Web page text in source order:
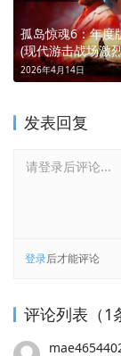
孤岛惊魂6：年度
(现代游击战场激
2026年4月14日
发表回复
请登录后评论...
登录后才能评论
评论列表（1